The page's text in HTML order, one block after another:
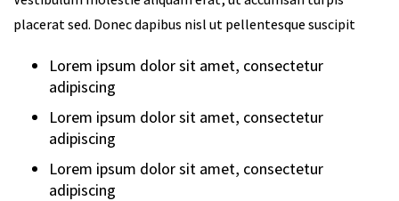
placerat sed. Donec dapibus nisl ut pellentesque suscipit
Lorem ipsum dolor sit amet, consectetur
adipiscing
Lorem ipsum dolor sit amet, consectetur
adipiscing
Lorem ipsum dolor sit amet, consectetur
adipiscing